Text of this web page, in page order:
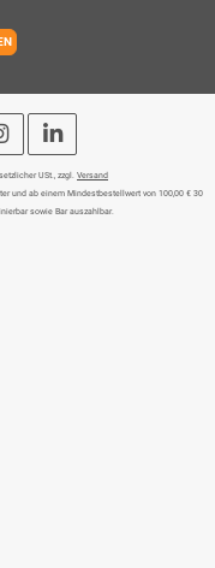
USt., zzgl. Versand
und ab einem Mindestbestellwert von 100,00 € 30
sowie Bar auszahlbar.